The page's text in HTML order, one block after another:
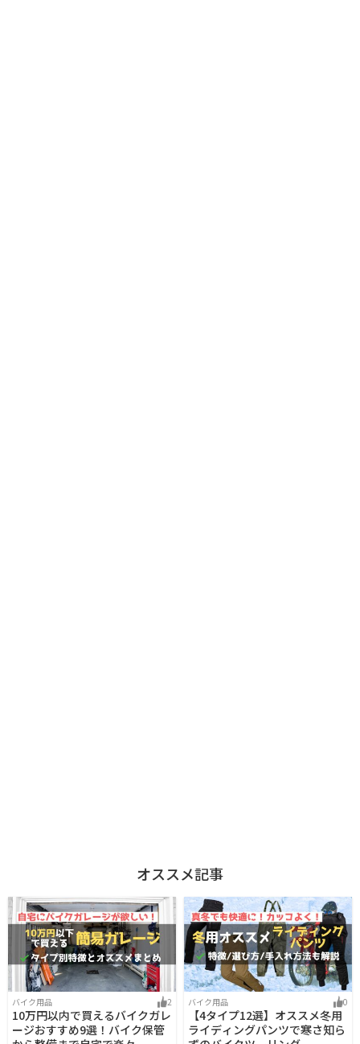
オススメ記事
バイク用品 2
10万円以内で買えるバイクガレ
ージおすすめ9選！バイク保管
バイク用品 0
【4タイプ12選】オススメ冬用
ライディングパンツで寒さ知ら